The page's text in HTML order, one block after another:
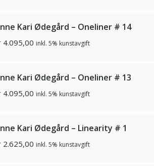
Kari Ødegård – Oneliner # 14
4.095,00 inkl. 5% kunstavgift
Kari Ødegård – Oneliner # 13
4.095,00 inkl. 5% kunstavgift
Kari Ødegård – Linearity # 1
2.625,00 inkl. 5% kunstavgift